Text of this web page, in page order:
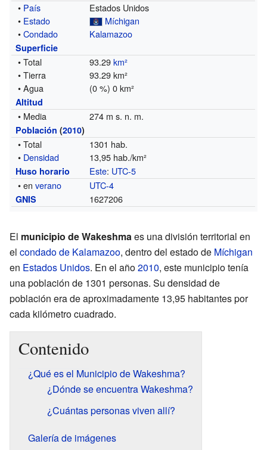
• País
Estados Unidos
• Estado
Míchigan
•Condado Kalamazoo
Superficie
• Total 93.29km²
• Tierra
93.29 km²
• Agua
(0 %) 0 km²
Altitud
• Media 274 m s. n. m.
Población (2010)
• Total
1301 hab.
• Densidad 13,95 hab./km²
Huso horario Este: UTC-5
• enverano UTC-4
GNIS 1627206
El municipio de Wakeshmaes una división territorial en
el condado de Kalamazoo, dentro del estado de Míchigan
en Estados Unidos. En el año2010, este municipio tenía
una población de 1301 personas. Su densidad de
población era de aproximadamente 13,95 habitantes por
cada kilómetro cuadrado.
Contenido
¿Qué es el Municipio de Wakeshma?
¿Dónde se encuentra Wakeshma?
¿Cuántas personas viven allí?
Galería de imágenes